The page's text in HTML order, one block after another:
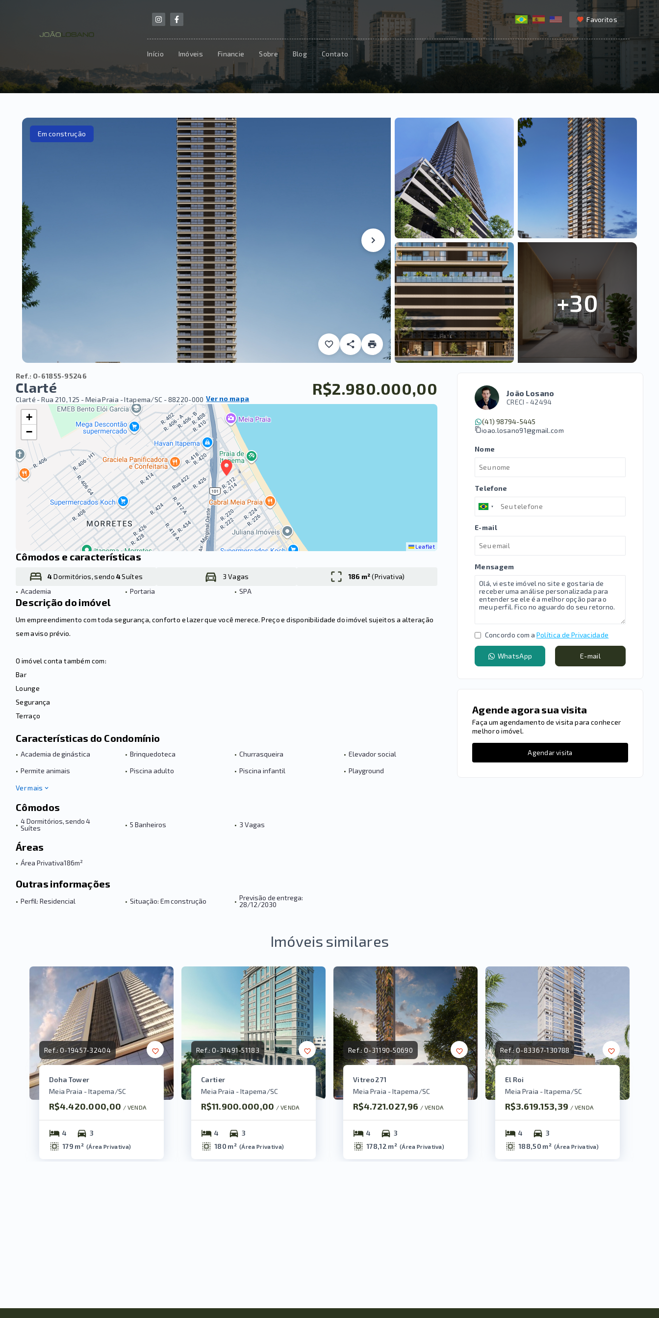
Favoritos
Início Imóveis Financie Sobre Blog Contato
Em construção
+30
Ref.: O-61855-95246
Clarté
Clarté -Rua 210, 125 - Meia Praia - Itapema/SC - 88220-000 Ver no mapa
R$2.980.000,00
+
−
Leaflet
Cômodos e características
4Dormitórios, sendo 4Suítes 3 Vagas 186 m²(Privativa)
• Academia • Portaria • SPA
Descrição do imóvel
Um empreendimento com toda segurança, conforto e lazer que você merece. Preço e disponibilidade do imóvel sujeitos a alteração
sem aviso prévio.
O imóvel conta também com:
Bar
Lounge
Segurança
Terraço
Características do Condomínio
• Academia de ginástica • Brinquedoteca • Churrasqueira • Elevador social
• Permite animais • Piscina adulto • Piscina infantil • Playground
Ver mais
Cômodos
• 4 Dormitórios, sendo 4
Suítes
• 5 Banheiros • 3 Vagas
Áreas
• Área Privativa186m²
Outras informações
• Perfil: Residencial • Situação: Em construção • Previsão de entrega:
28/12/2030
João Losano
CRECI -42494
(41) 98794-5445
joao.losano91@gmail.com
Nome
Telefone
E-mail
Mensagem
Concordo com a Política de Privacidade
WhatsApp E-mail
Agende agora sua visita
Faça um agendamento de visita para conhecer
melhor o imóvel.
Agendar visita
Imóveis similares
Ref.:O-19457-32404
Doha Tower
Meia Praia - Itapema/SC
R$4.420.000,00 / VENDA
4
3
179 m² (Área Privativa)
Ref.:O-31491-51183
Cartier
Meia Praia - Itapema/SC
R$11.900.000,00 / VENDA
4
3
180 m² (Área Privativa)
Ref.:O-31190-50690
Vitreo 271
Meia Praia - Itapema/SC
R$4.721.027,96 / VENDA
4
3
178,12 m² (Área Privativa)
Ref.:O-83367-130788
El Roi
Meia Praia - Itapema/SC
R$3.619.153,39 / VENDA
4
3
188,50 m² (Área Privativa)